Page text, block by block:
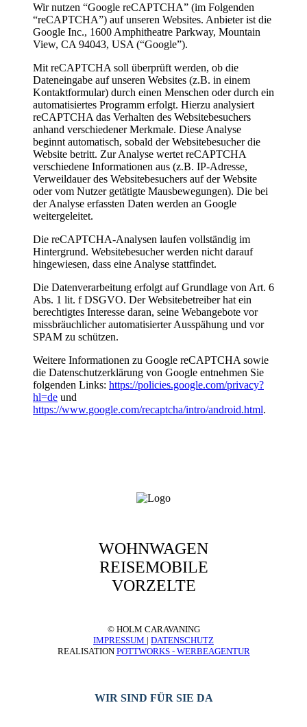
Wir nutzen “Google reCAPTCHA” (im Folgenden
“reCAPTCHA”) auf unseren Websites. Anbieter ist die
Google Inc., 1600 Amphitheatre Parkway, Mountain
View, CA 94043, USA (“Google”).
Mit reCAPTCHA soll überprüft werden, ob die
Dateneingabe auf unseren Websites (z.B. in einem
Kontaktformular) durch einen Menschen oder durch ein
automatisiertes Programm erfolgt. Hierzu analysiert
reCAPTCHA das Verhalten des Websitebesuchers
anhand verschiedener Merkmale. Diese Analyse
beginnt automatisch, sobald der Websitebesucher die
Website betritt. Zur Analyse wertet reCAPTCHA
verschiedene Informationen aus (z.B. IP-Adresse,
Verweildauer des Websitebesuchers auf der Website
oder vom Nutzer getätigte Mausbewegungen). Die bei
der Analyse erfassten Daten werden an Google
weitergeleitet.
Die reCAPTCHA-Analysen laufen vollständig im
Hintergrund. Websitebesucher werden nicht darauf
hingewiesen, dass eine Analyse stattfindet.
Die Datenverarbeitung erfolgt auf Grundlage von Art. 6
Abs. 1 lit. f DSGVO. Der Websitebetreiber hat ein
berechtigtes Interesse daran, seine Webangebote vor
missbräuchlicher automatisierter Ausspähung und vor
SPAM zu schützen.
Weitere Informationen zu Google reCAPTCHA sowie
die Datenschutzerklärung von Google entnehmen Sie
folgenden Links: https://policies.google.com/privacy?
hl=de und
https://www.google.com/recaptcha/intro/android.html.
WOHNWAGEN
REISEMOBILE
VORZELTE
© HOLM CARAVANING
IMPRESSUM | DATENSCHUTZ
REALISATION POTTWORKS - WERBEAGENTUR
WIR SIND FÜR SIE DA